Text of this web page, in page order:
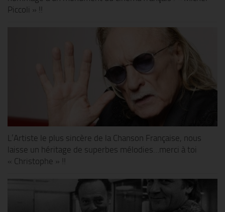
Piccoli » !!
L’Artiste le plus sincère de la Chanson Française, nous
laisse un héritage de superbes mélodies…merci à toi
« Christophe » !!